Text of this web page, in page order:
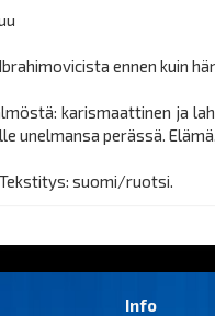
ennen kuin
karismaattinen ja
unelmansa perässä.
suomi/ruotsi.
Info